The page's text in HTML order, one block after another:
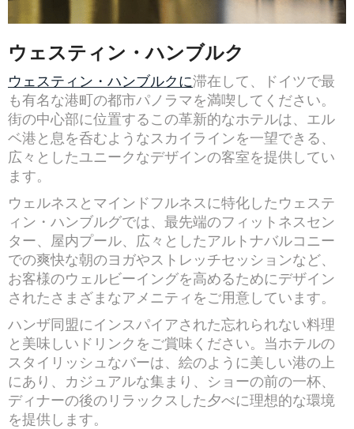
ウェスティン・ハンブルク
ウェスティン・ハンブルクに滞在して、ドイツで最
も有名な港町の都市パノラマを満喫してください。
街の中心部に位置するこの革新的なホテルは、エル
ベ港と息を呑むようなスカイラインを一望できる、
広々としたユニークなデザインの客室を提供してい
ます。
ウェルネスとマインドフルネスに特化したウェステ
ィン・ハンブルグでは、最先端のフィットネスセン
ター、屋内プール、広々としたアルトナバルコニー
での爽快な朝のヨガやストレッチセッションなど、
お客様のウェルビーイングを高めるためにデザイン
されたさまざまなアメニティをご用意しています。
ハンザ同盟にインスパイアされた忘れられない料理
と美味しいドリンクをご賞味ください。当ホテルの
スタイリッシュなバーは、絵のように美しい港の上
にあり、カジュアルな集まり、ショーの前の一杯、
ディナーの後のリラックスした夕べに理想的な環境
を提供します。